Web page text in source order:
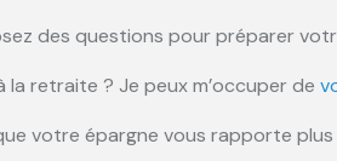
des questions pour préparer
la retraite ? Je peux m’occuper de
votre épargne vous rapporte